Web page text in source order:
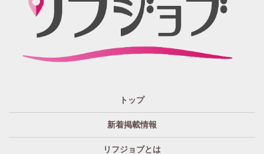
広告!?まで興味のある方もただ眺めてるだけ、という通り
すがりの方へも！もっとkhaosな情報たちを掲載する場所
が欲しい！というお客様の要望を実現、もっと広く発信
に、リフジョブは地域情報発信サービスを2016年10月よ
り開始いたしました。
「リフジョブ」は無料広告？
トップ
新着掲載情報
リフジョブとは